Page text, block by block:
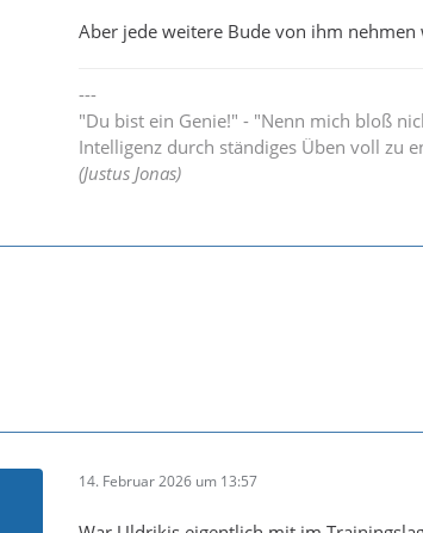
Aber jede weitere Bude von ihm
---
"Du bist ein Genie!" - "Nenn mich bloß
Intelligenz durch ständiges Üben voll zu
(Justus Jonas)
14. Februar 2026 um 13:57